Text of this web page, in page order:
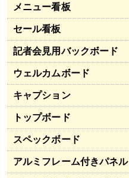
メニュー看板
セール看板
記者会見用バックボード
ウェルカムボード
キャプション
トップボード
スペックボード
アルミフレーム付きパネル